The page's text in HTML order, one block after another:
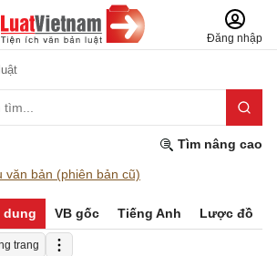
Đăng nhập
Tìm nâng cao
văn bản (phiên bản cũ)
dung VB gốc Tiếng Anh Lược đồ
trang